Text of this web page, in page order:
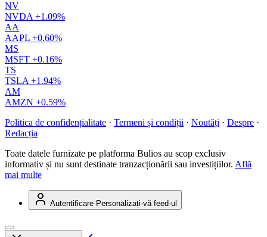
NV
NVDA +1.09%
AA
AAPL +0.60%
MS
MSFT +0.16%
TS
TSLA +1.94%
AM
AMZN +0.59%
Politica de confidențialitate · Termeni și condiții · Noutăți · Despre ·
Redacția
Toate datele furnizate pe platforma Bulios au scop exclusiv
informativ și nu sunt destinate tranzacționării sau investițiilor. Află
mai multe
Autentificare Personalizați-vă feed-ul